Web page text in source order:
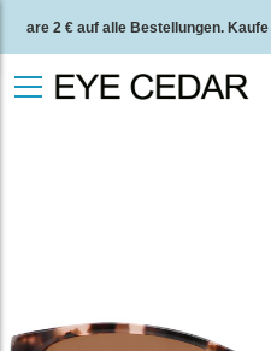
Spare 2 € auf alle Bestellungen.
2 Jahre Qualitätsgarantie und